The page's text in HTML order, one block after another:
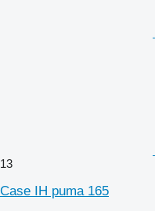
13
Case IH puma 165